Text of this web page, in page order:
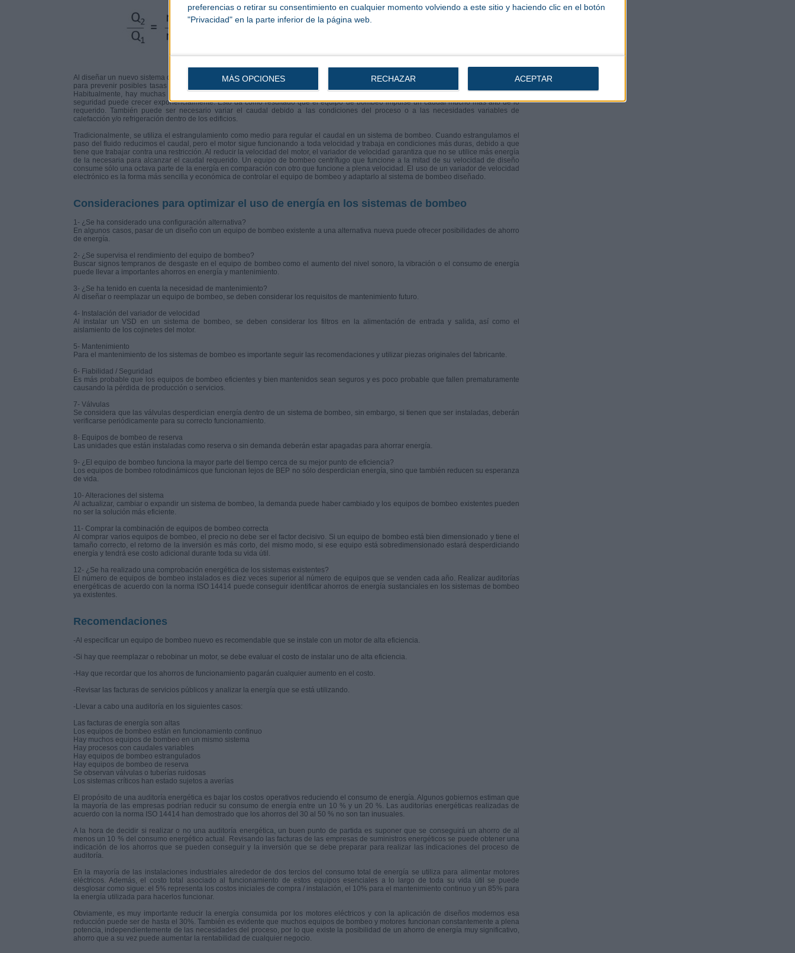
preferencias o retirar su consentimiento en cualquier momento volviendo a este sitio y haciendo clic en el botón
"Privacidad" en la parte inferior de la página web.
MÁS OPCIONES RECHAZAR ACEPTAR
Al diseñar un nuevo sistema de bombeo, la mayoría de los equipos se seleccionan con un "factor de seguridad". Se trata de un porcentaje
para prevenir posibles tasas de aumento futuras o para compensar el desgaste del equipo de bombeo o el ensuciamiento del sistema.
Habitualmente, hay muchas partes diferentes involucradas en la especificación y construcción de un sistema, por lo que el factor de
seguridad puede crecer exponencialmente. Esto da como resultado que el equipo de bombeo impulse un caudal mucho más alto de lo
requerido. También puede ser necesario variar el caudal debido a las condiciones del proceso o a las necesidades variables de
calefacción y/o refrigeración dentro de los edificios.
Tradicionalmente, se utiliza el estrangulamiento como medio para regular el caudal en un sistema de bombeo. Cuando estrangulamos el
paso del fluido reducimos el caudal, pero el motor sigue funcionando a toda velocidad y trabaja en condiciones más duras, debido a que
tiene que trabajar contra una restricción. Al reducir la velocidad del motor, el variador de velocidad garantiza que no se utilice más energía
de la necesaria para alcanzar el caudal requerido. Un equipo de bombeo centrífugo que funcione a la mitad de su velocidad de diseño
consume sólo una octava parte de la energía en comparación con otro que funcione a plena velocidad. El uso de un variador de velocidad
electrónico es la forma más sencilla y económica de controlar el equipo de bombeo y adaptarlo al sistema de bombeo diseñado.
Consideraciones para optimizar el uso de energía en los sistemas de bombeo
1- ¿Se ha considerado una configuración alternativa?
En algunos casos, pasar de un diseño con un equipo de bombeo existente a una alternativa nueva puede ofrecer posibilidades de ahorro
de energía.
2- ¿Se supervisa el rendimiento del equipo de bombeo?
Buscar signos tempranos de desgaste en el equipo de bombeo como el aumento del nivel sonoro, la vibración o el consumo de energía
puede llevar a importantes ahorros en energía y mantenimiento.
3- ¿Se ha tenido en cuenta la necesidad de mantenimiento?
Al diseñar o reemplazar un equipo de bombeo, se deben considerar los requisitos de mantenimiento futuro.
4- Instalación del variador de velocidad
Al instalar un VSD en un sistema de bombeo, se deben considerar los filtros en la alimentación de entrada y salida, así como el
aislamiento de los cojinetes del motor.
5- Mantenimiento
Para el mantenimiento de los sistemas de bombeo es importante seguir las recomendaciones y utilizar piezas originales del fabricante.
6- Fiabilidad / Seguridad
Es más probable que los equipos de bombeo eficientes y bien mantenidos sean seguros y es poco probable que fallen prematuramente
causando la pérdida de producción o servicios.
7- Válvulas
Se considera que las válvulas desperdician energía dentro de un sistema de bombeo, sin embargo, si tienen que ser instaladas, deberán
verificarse periódicamente para su correcto funcionamiento.
8- Equipos de bombeo de reserva
Las unidades que están instaladas como reserva o sin demanda deberán estar apagadas para ahorrar energía.
9- ¿El equipo de bombeo funciona la mayor parte del tiempo cerca de su mejor punto de eficiencia?
Los equipos de bombeo rotodinámicos que funcionan lejos de BEP no sólo desperdician energía, sino que también reducen su esperanza
de vida.
10- Alteraciones del sistema
Al actualizar, cambiar o expandir un sistema de bombeo, la demanda puede haber cambiado y los equipos de bombeo existentes pueden
no ser la solución más eficiente.
11- Comprar la combinación de equipos de bombeo correcta
Al comprar varios equipos de bombeo, el precio no debe ser el factor decisivo. Si un equipo de bombeo está bien dimensionado y tiene el
tamaño correcto, el retorno de la inversión es más corto, del mismo modo, si ese equipo está sobredimensionado estará desperdiciando
energía y tendrá ese costo adicional durante toda su vida útil.
12- ¿Se ha realizado una comprobación energética de los sistemas existentes?
El número de equipos de bombeo instalados es diez veces superior al número de equipos que se venden cada año. Realizar auditorías
energéticas de acuerdo con la norma ISO 14414 puede conseguir identificar ahorros de energía sustanciales en los sistemas de bombeo
ya existentes.
Recomendaciones
-Al especificar un equipo de bombeo nuevo es recomendable que se instale con un motor de alta eficiencia.
-Si hay que reemplazar o rebobinar un motor, se debe evaluar el costo de instalar uno de alta eficiencia.
-Hay que recordar que los ahorros de funcionamiento pagarán cualquier aumento en el costo.
-Revisar las facturas de servicios públicos y analizar la energía que se está utilizando.
-Llevar a cabo una auditoría en los siguientes casos:
Las facturas de energía son altas
Los equipos de bombeo están en funcionamiento continuo
Hay muchos equipos de bombeo en un mismo sistema
Hay procesos con caudales variables
Hay equipos de bombeo estrangulados
Hay equipos de bombeo de reserva
Se observan válvulas o tuberías ruidosas
Los sistemas críticos han estado sujetos a averías
El propósito de una auditoría energética es bajar los costos operativos reduciendo el consumo de energía. Algunos gobiernos estiman que
la mayoría de las empresas podrían reducir su consumo de energía entre un 10 % y un 20 %. Las auditorías energéticas realizadas de
acuerdo con la norma ISO 14414 han demostrado que los ahorros del 30 al 50 % no son tan inusuales.
A la hora de decidir si realizar o no una auditoría energética, un buen punto de partida es suponer que se conseguirá un ahorro de al
menos un 10 % del consumo energético actual. Revisando las facturas de las empresas de suministros energéticos se puede obtener una
indicación de los ahorros que se pueden conseguir y la inversión que se debe preparar para realizar las indicaciones del proceso de
auditoría.
En la mayoría de las instalaciones industriales alrededor de dos tercios del consumo total de energía se utiliza para alimentar motores
eléctricos. Además, el costo total asociado al funcionamiento de estos equipos esenciales a lo largo de toda su vida útil se puede
desglosar como sigue: el 5% representa los costos iniciales de compra / instalación, el 10% para el mantenimiento continuo y un 85% para
la energía utilizada para hacerlos funcionar.
Obviamente, es muy importante reducir la energía consumida por los motores eléctricos y con la aplicación de diseños modernos esa
reducción puede ser de hasta el 30%. También es evidente que muchos equipos de bombeo y motores funcionan constantemente a plena
potencia, independientemente de las necesidades del proceso, por lo que existe la posibilidad de un ahorro de energía muy significativo,
ahorro que a su vez puede aumentar la rentabilidad de cualquier negocio.